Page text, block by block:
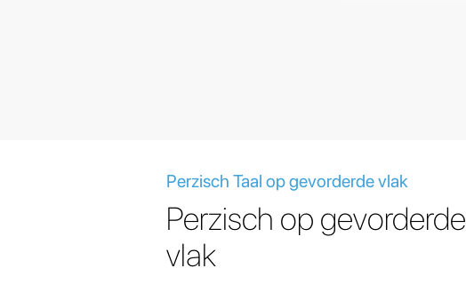
Perzisch Taal op gevorderde vlak
Perzisch op gevorderde
vlak